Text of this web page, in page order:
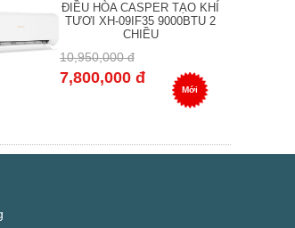
ĐIỀU HÒA CASPER TẠO KHÍ
TƯƠI XH-09IF35 9000BTU 2
CHIỀU
10,950,000 đ
7,800,000 đ
Mới